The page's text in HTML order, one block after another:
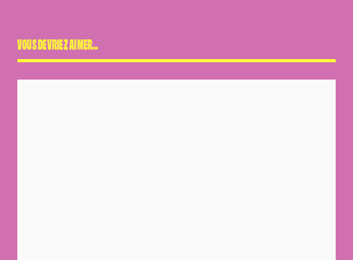
VOUS DEVRIEZ AIMER…